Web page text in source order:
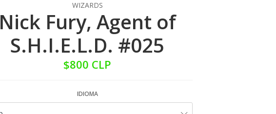
WIZARDS
Nick Fury, Agent of
S.H.I.E.L.D. #025
$800 CLP
IDIOMA